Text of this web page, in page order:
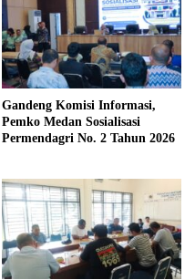
Gandeng Komisi Informasi,
Pemko Medan Sosialisasi
Permendagri No. 2 Tahun 2026